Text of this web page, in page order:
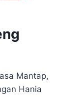
Mantap,
Hania